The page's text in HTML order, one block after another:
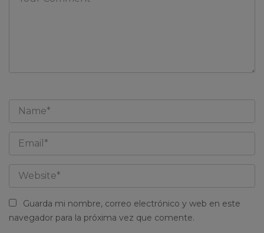
Guarda mi nombre, correo electrónico y web en este
navegador para la próxima vez que comente.